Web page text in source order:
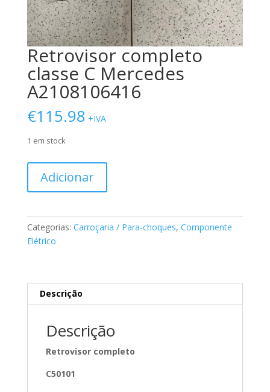
Retrovisor completo
classe C Mercedes
A2108106416
€115.98 +IVA
1 em stock
Retrovisor
classe
C
Adicionar
Categorias: Carroçaria / Para-choques, Componente
Elétrico
Descrição
Descrição
Retrovisor completo
C50101